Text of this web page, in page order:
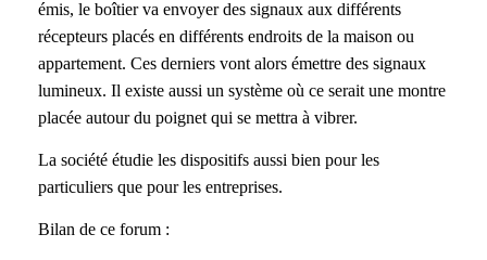
émis, le boîtier va envoyer des signaux aux différents
récepteurs placés en différents endroits de la maison ou
appartement. Ces derniers vont alors émettre des signaux
lumineux. Il existe aussi un système où ce serait une montre
placée autour du poignet qui se mettra à vibrer.
La société étudie les dispositifs aussi bien pour les
particuliers que pour les entreprises.
Bilan de ce forum :